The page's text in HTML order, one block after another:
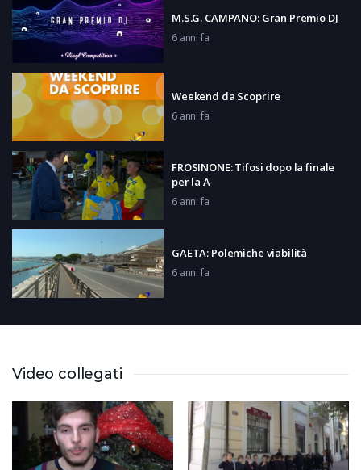
M.S.G. CAMPANO: Gran Premio DJ
6 anni fa
Weekend da Scoprire
6 anni fa
FROSINONE: Tifosi dopo la finale
per la A
6 anni fa
GAETA: Polemiche viabilità
6 anni fa
AQUINO: 140° Anniversario
Pellegrinaggio Canneto
6 anni fa
Video collegati